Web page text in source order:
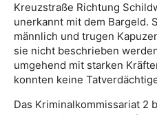
Kreuzstraße Richtung
unerkannt mit dem Bargeld.
männlich und trugen
sie nicht beschrieben
umgehend mit starken
konnten keine
Das Kriminalkommissariat 2